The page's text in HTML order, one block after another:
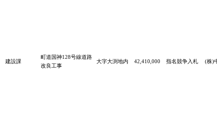
建設課
町道国神128号線道路
改良工事
大字大渕地内 42,410,000 指名競争入札 (株)